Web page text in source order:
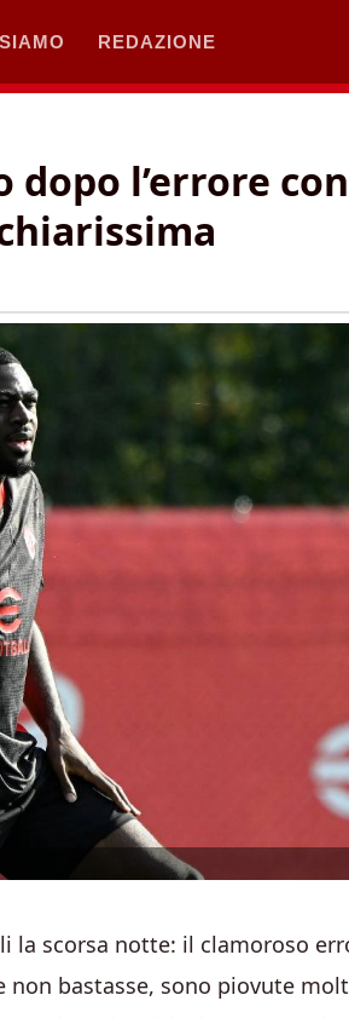
REDAZIONE
dopo l’errore
la scorsa notte: il clamoroso
non bastasse, sono piovute